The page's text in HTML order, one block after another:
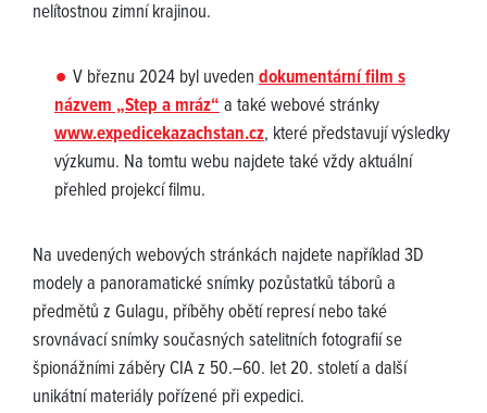
nelítostnou zimní krajinou.
V březnu 2024 byl uveden dokumentární film s
názvem „Step a mráz“a také webové stránky
www.expedicekazachstan.cz, které představují výsledky
výzkumu. Na tomtu webu najdete také vždy aktuální
přehled projekcí filmu.
Na uvedených webových stránkách najdete například 3D
modely a panoramatické snímky pozůstatků táborů a
předmětů z Gulagu, příběhy obětí represí nebo také
srovnávací snímky současných satelitních fotografií se
špionážními záběry CIA z 50.–60. let 20. století a další
unikátní materiály pořízené při expedici.